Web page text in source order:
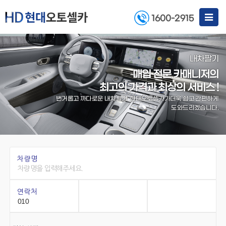
Toggle
1600-2915
내차팔기
매입 전문 카매니저의
최고의 가격과 최상의 서비스 !
번거롭고 까다로운 내차팔기, 현대오토셀카가더욱 쉽고 간편하게
도와드리겠습니다.
차량명
연락처